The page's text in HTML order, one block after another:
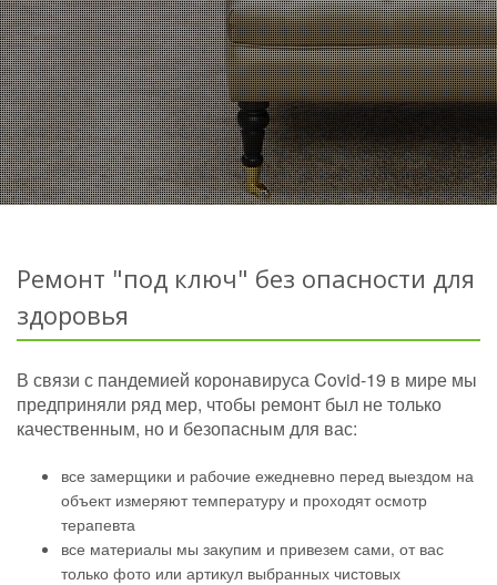
Ремонт "под ключ" без опасности для
здоровья
В связи с пандемией коронавируса Covid-19 в мире мы
предприняли ряд мер, чтобы ремонт был не только
качественным, но и безопасным для вас:
все замерщики и рабочие ежедневно перед выездом на
объект измеряют температуру и проходят осмотр
терапевта
все материалы мы закупим и привезем сами, от вас
только фото или артикул выбранных чистовых